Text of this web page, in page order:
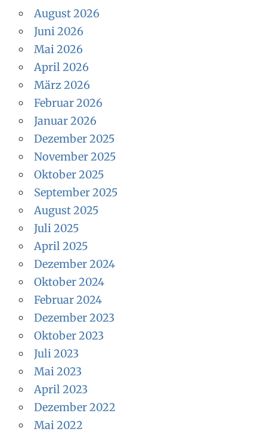
August 2026
Juni 2026
Mai 2026
April 2026
März 2026
Februar 2026
Januar 2026
Dezember 2025
November 2025
Oktober 2025
September 2025
August 2025
Juli 2025
April 2025
Dezember 2024
Oktober 2024
Februar 2024
Dezember 2023
Oktober 2023
Juli 2023
Mai 2023
April 2023
Dezember 2022
Mai 2022